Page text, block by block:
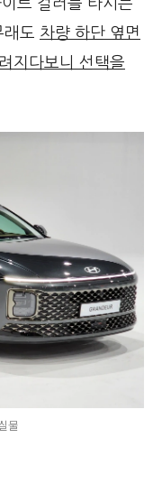
트 컬러를 타시는
래도 차량 하단 옆면
지다보니 선택을
물